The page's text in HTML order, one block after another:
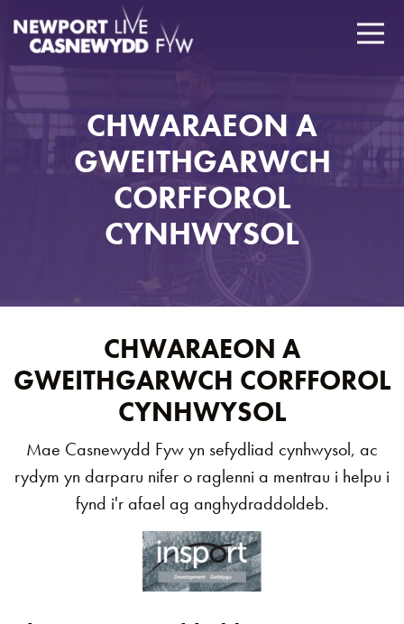
CHWARAEON A
GWEITHGARWCH
CORFFOROL
CYNHWYSOL
CHWARAEON A
GWEITHGARWCH CORFFOROL
CYNHWYSOL
Mae Casnewydd Fyw yn sefydliad cynhwysol, ac
rydym yn darparu nifer o raglenni a mentrau i helpu i
fynd i'r afael ag anghydraddoldeb.